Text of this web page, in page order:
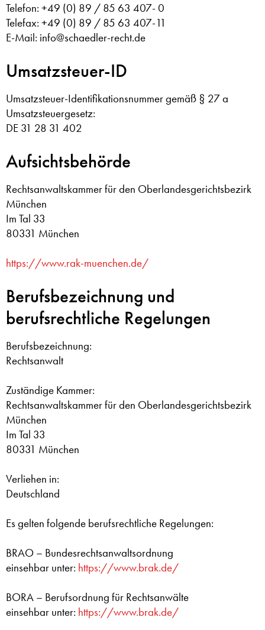
Telefon: +49 (0) 89 / 85 63 407- 0
Telefax: +49 (0) 89 / 85 63 407-11
E-Mail: info@schaedler-recht.de
Umsatzsteuer-ID
Umsatzsteuer-Identifikationsnummer gemäß § 27 a
Umsatzsteuergesetz:
DE 31 28 31 402
Aufsichtsbehörde
Rechtsanwaltskammer für den Oberlandesgerichtsbezirk
München
Im Tal 33
80331 München
https://www.rak-muenchen.de/
Berufsbezeichnung und
berufsrechtliche Regelungen
Berufsbezeichnung:
Rechtsanwalt
Zuständige Kammer:
Rechtsanwaltskammer für den Oberlandesgerichtsbezirk
München
Im Tal 33
80331 München
Verliehen in:
Deutschland
Es gelten folgende berufsrechtliche Regelungen:
BRAO – Bundesrechtsanwaltsordnung
einsehbar unter: https://www.brak.de/
BORA – Berufsordnung für Rechtsanwälte
einsehbar unter: https://www.brak.de/